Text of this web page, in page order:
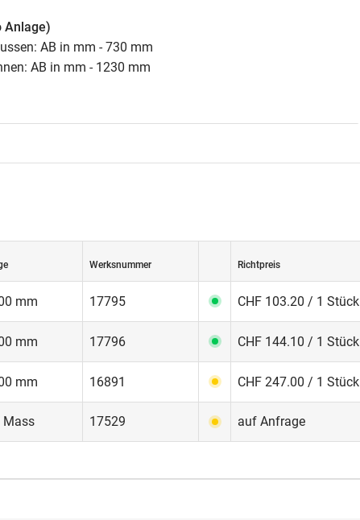
Anlage)
AB in mm - 730 mm
AB in mm - 1230 mm
Werksnummer Richtpreis
mm 17795 CHF 103.20 / 1 Stück
mm 17796 CHF 144.10 / 1 Stück
mm 16891 CHF 247.00 / 1 Stück
Mass 17529 auf Anfrage